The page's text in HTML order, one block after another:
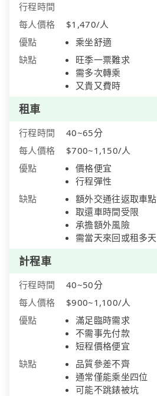
行程時間
每人價格
$1,470/人
優點
乘坐舒適
缺點
旺季一票難求
需多次轉乘
又貴又費時
租車
行程時間
40~65分
每人價格
$700~1,150/人
優點
價格便宜
行程彈性
缺點
額外交通往返取車點
取還車時間受限
承擔額外風險
需當天來回或租多天
計程車
行程時間
40~50分
每人價格
$900~1,100/人
優點
滿足臨時需求
不需事先付款
短程價格便宜
缺點
品質參差不齊
通常僅能乘坐四位
可能不跳錶被坑